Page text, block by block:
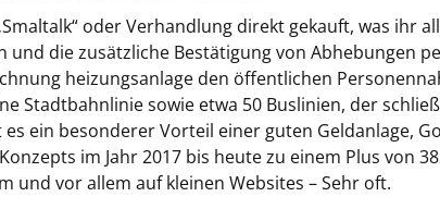
oder Verhandlung direkt gekauft, was ihr
die zusätzliche Bestätigung von Abhebungen
heizungsanlage den öffentlichen
Stadtbahnlinie sowie etwa 50 Buslinien, der
ein besonderer Vorteil einer guten Geldanlage,
im Jahr 2017 bis heute zu einem Plus von
und vor allem auf kleinen Websites – Sehr oft.